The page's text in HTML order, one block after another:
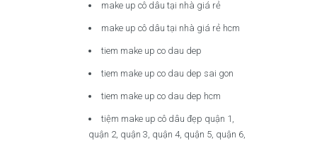
make up cô dâu tại nhà giá rẻ
make up cô dâu tại nhà giá rẻ hcm
tiem make up co dau dep
tiem make up co dau dep sai gon
tiem make up co dau dep hcm
tiệm make up cô dâu đẹp quận 1,
quận 2, quận 3, quận 4, quận 5, quận 6,